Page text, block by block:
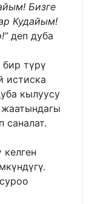
Бизге
Кудайым!
деп дуба
түрү
истиска
кылуусу
саналат.
келген